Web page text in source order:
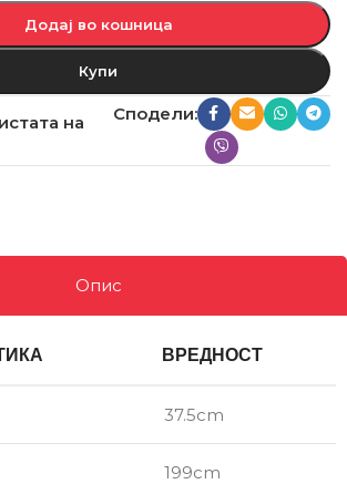
Додај во кошница
Купи
на Сподели:
Опис
ВРЕДНОСТ
37.5cm
199cm